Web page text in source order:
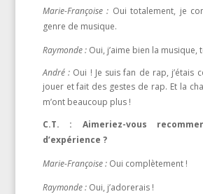
Marie-Françoise : Oui totalement, je
genre de musique.
Raymonde : Oui, j’aime bien la musique,
André : Oui ! Je suis fan de rap, j’étais
jouer et fait des gestes de rap. Et la
m’ont beaucoup plus !
C.T. : Aimeriez-vous
d’expérience ?
Marie-Françoise :Oui complètement !
Raymonde :Oui, j’adorerais !